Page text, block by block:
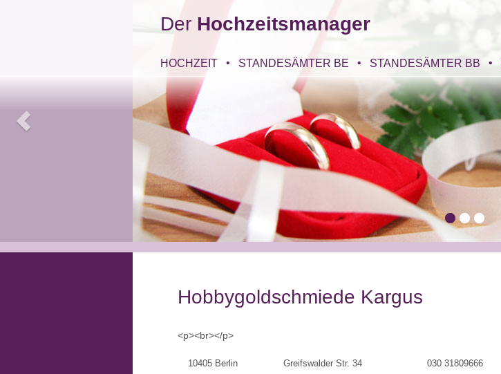
Der Hochzeitsmanager
HOCHZEIT STANDESÄMTER BE STANDESÄMTER BB
Hobbygoldschmiede Kargus
<p><br></p>
10405 Berlin Greifswalder Str. 34 030 31809666